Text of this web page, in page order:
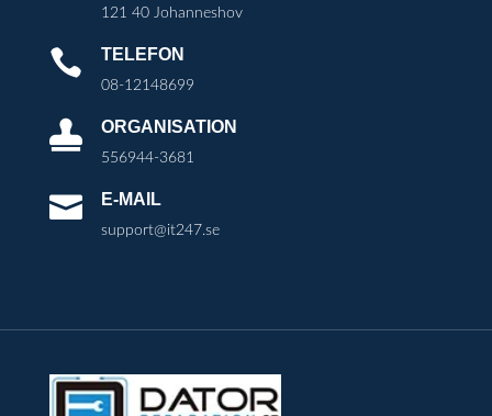
121 40 Johanneshov
 TELEFON
08-12148699
 ORGANISATION
556944-3681
 E-MAIL
support@it247.se